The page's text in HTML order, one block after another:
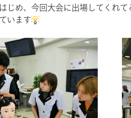
じめ、今回大会に出場してくれ
います